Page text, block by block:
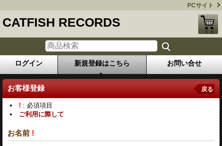
PCサイト
CATFISH RECORDS
ログイン 新規登録はこちら お問い合せ
お客様登録 戻る
! : 必須項目
ご利用に際して
お名前 !